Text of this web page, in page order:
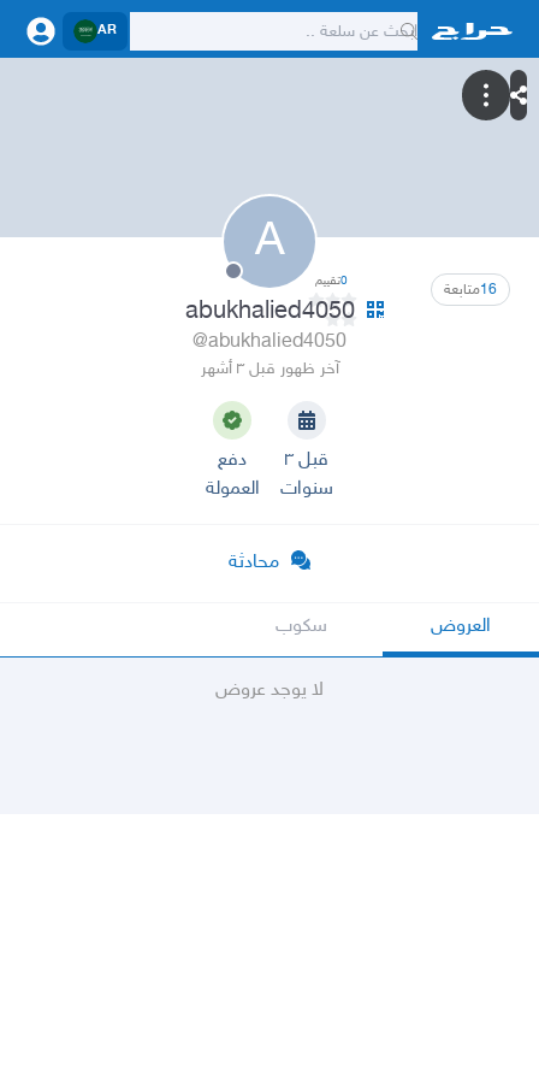
AR
A
16متابعة 0تقييم
abukhalied4050
@abukhalied4050
آخر ظهور قبل ٣ أشهر
قبل ٣
سنوات
دفع
العمولة
محادثة
العروض سكوب
لا يوجد عروض